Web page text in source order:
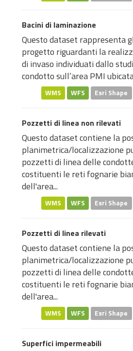
Bacini di laminazione
Questo dataset rappresenta
progetto riguardanti la
di invaso individuati dallo
condotto sull’area PMI
WMS WFS Esri Shape
Pozzetti di linea non rilevati
Questo dataset contiene la
planimetrica/localizzazione
pozzetti di linea delle
costituenti le reti fognarie
dell'area...
WMS WFS Esri Shape
Pozzetti di linea rilevati
Questo dataset contiene la
planimetrica/localizzazione
pozzetti di linea delle
costituenti le reti fognarie
dell'area...
WMS WFS Esri Shape
Superfici impermeabili